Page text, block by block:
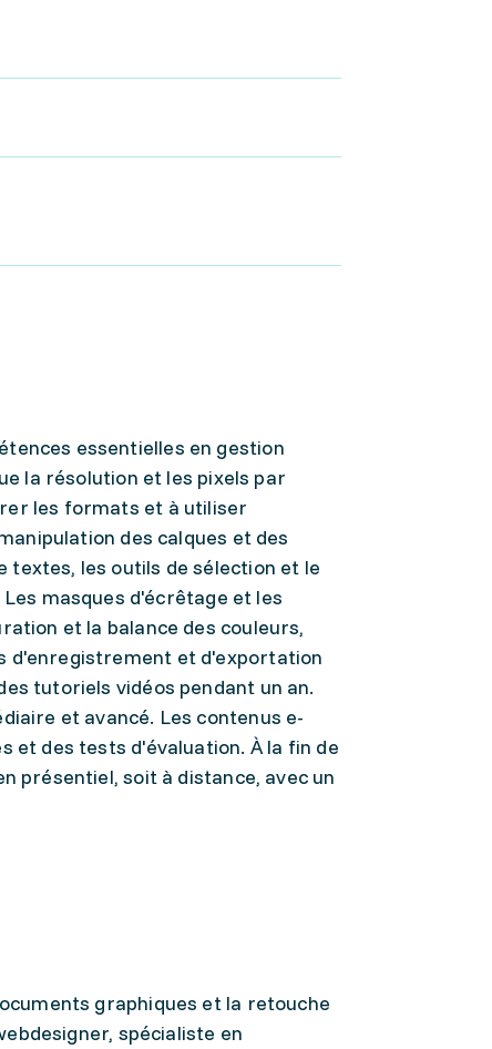
essentielles en gestion
la résolution et les pixels par
les formats et à utiliser
des calques et des
textes, les outils de sélection et le
masques d'écrêtage et les
et la balance des couleurs,
d'enregistrement et d'exportation
tutoriels vidéos pendant un an.
et avancé. Les contenus e-
et des tests d'évaluation. À la fin de
présentiel, soit à distance, avec un
graphiques et la retouche
spécialiste en